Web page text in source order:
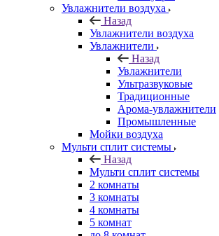
Увлажнители воздуха
Назад
Увлажнители воздуха
Увлажнители
Назад
Увлажнители
Ультразвуковые
Традиционные
Арома-увлажнители
Промышленные
Мойки воздуха
Мульти сплит системы
Назад
Мульти сплит системы
2 комнаты
3 комнаты
4 комнаты
5 комнат